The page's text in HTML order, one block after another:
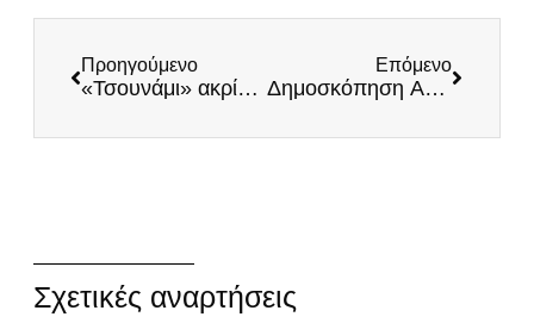
Προηγούμενο
«Τσουνάμι» ακρίβειας και πείνας: Εθίζουν τους πολίτες στα επιδόματα και φέρνουν τον «νεοκομμουνισμό»
Επόμενο
Δημοσκόπηση ALCO: Μέχρι και στο OPEN εμφανίζουν τους ΕΛΛΗΝΕΣ ως ξεχωριστό κόμμα
Σχετικές αναρτήσεις